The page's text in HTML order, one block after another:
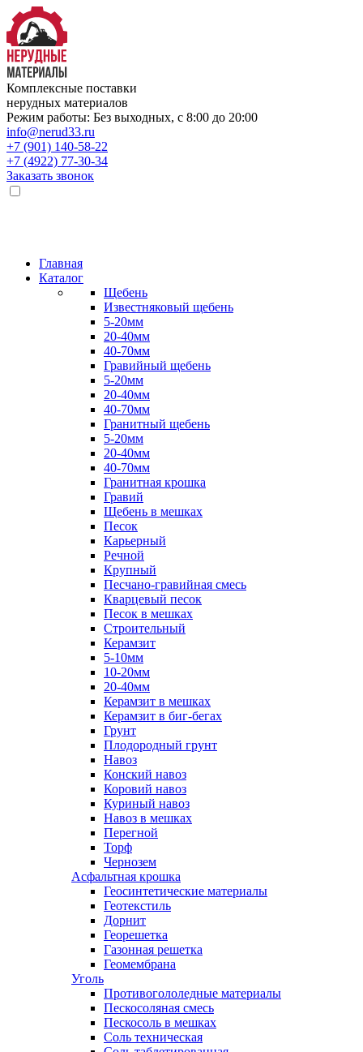
Комплексные поставки
нерудных материалов
Режим работы: Без выходных, с 8:00 до 20:00
info@nerud33.ru
+7 (901) 140-58-22
+7 (4922) 77-30-34
Заказать звонок
Главная
Каталог
Щебень
Известняковый щебень
5-20мм
20-40мм
40-70мм
Гравийный щебень
5-20мм
20-40мм
40-70мм
Гранитный щебень
5-20мм
20-40мм
40-70мм
Гранитная крошка
Гравий
Щебень в мешках
Песок
Карьерный
Речной
Крупный
Песчано-гравийная смесь
Кварцевый песок
Песок в мешках
Строительный
Керамзит
5-10мм
10-20мм
20-40мм
Керамзит в мешках
Керамзит в биг-бегах
Грунт
Плодородный грунт
Навоз
Конский навоз
Коровий навоз
Куриный навоз
Навоз в мешках
Перегной
Торф
Чернозем
Асфальтная крошка
Геосинтетические материалы
Геотекстиль
Дорнит
Георешетка
Газонная решетка
Геомембрана
Уголь
Противогололедные материалы
Пескосоляная смесь
Пескосоль в мешках
Соль техническая